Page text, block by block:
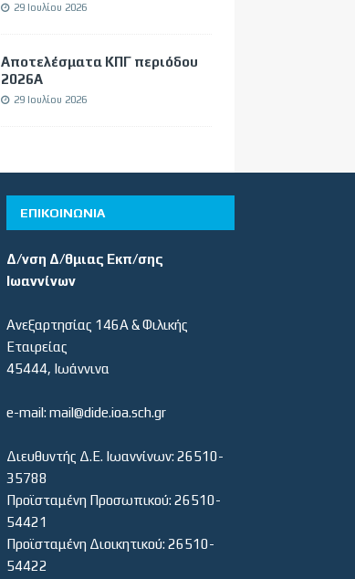
29 Ιουλίου 2026
Αποτελέσματα ΚΠΓ περιόδου
2026Α
29 Ιουλίου 2026
ΕΠΙΚΟΙΝΩΝΙΑ
Δ/νση Δ/θμιας Εκπ/σης
Ιωαννίνων
Ανεξαρτησίας 146Α & Φιλικής
Εταιρείας
45444, Ιωάννινα
e-mail: mail@dide.ioa.sch.gr
Διευθυντής Δ.Ε. Ιωαννίνων: 26510-
35788
Προϊσταμένη Προσωπικού: 26510-
54421
Προϊσταμένη Διοικητικού: 26510-
54422